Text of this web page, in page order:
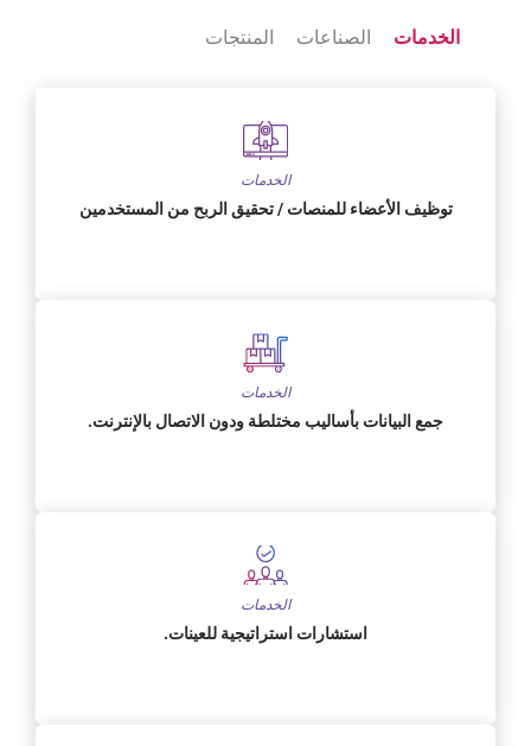
الخدمات الصناعات المنتجات
الخدمات
توظيف الأعضاء للمنصات / تحقيق الربح من المستخدمين
الخدمات
جمع البيانات بأساليب مختلطة ودون الاتصال بالإنترنت.
الخدمات
استشارات استراتيجية للعينات.